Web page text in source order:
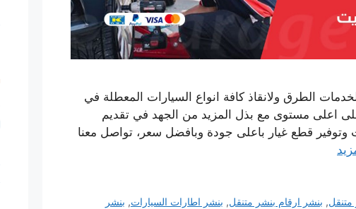
الطرق ولانقاذ كافة انواع السيارات المعطلة في
اعلى مستوى مع بذل المزيد من الجهد في تقديم
وتوفير قطع غيار باعلى جودة وبافضل سعر، تواصل معنا
متنقل, بنشر ارقام بنشر متنقل, بنشر اطارات السيارات, بنشر